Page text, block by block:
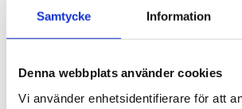
Samtycke Information
Denna webbplats använder cookies
Vi använder enhetsidentifierare för att
2024
december (5)
oktober (8)
september (2)